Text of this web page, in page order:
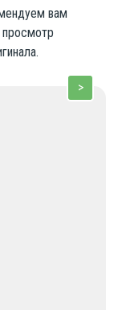
вам
просмотр
>